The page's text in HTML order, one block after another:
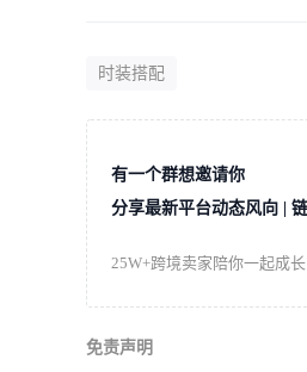
时装搭配
有一个群想邀请你
分享最新平台动态风向 |
25W+跨境卖家陪你一起成长
免责声明